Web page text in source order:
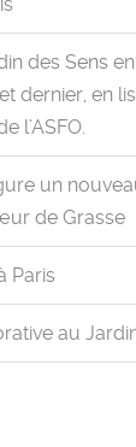
des Sens
dernier, en
l’ASFO.
un
de Grasse
Paris
au